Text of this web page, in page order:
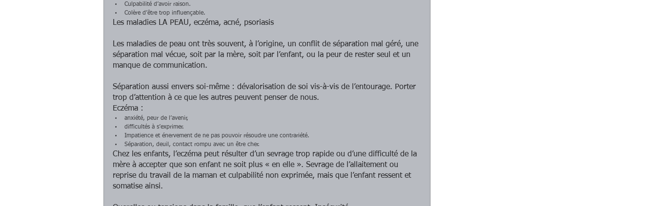
Culpabilité d’avoir raison.
Colère d’être trop influençable.
Les maladies LA PEAU, eczéma, acné, psoriasis
Les maladies de peau ont très souvent, à l’origine, un conflit de séparation mal géré, une
séparation mal vécue, soit par la mère, soit par l’enfant, ou la peur de rester seul et un
manque de communication.
Séparation aussi envers soi-même : dévalorisation de soi vis-à-vis de l’entourage. Porter
trop d’attention à ce que les autres peuvent penser de nous.
Eczéma :
anxiété, peur de l’avenir,
difficultés à s’exprimer.
Impatience et énervement de ne pas pouvoir résoudre une contrariété.
Séparation, deuil, contact rompu avec un être cher.
Chez les enfants, l’eczéma peut résulter d’un sevrage trop rapide ou d’une difficulté de la
mère à accepter que son enfant ne soit plus « en elle ». Sevrage de l’allaitement ou
reprise du travail de la maman et culpabilité non exprimée, mais que l’enfant ressent et
somatise ainsi.